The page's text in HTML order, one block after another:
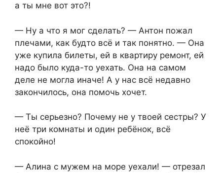
а ты мне вот это?!
— Ну а что я мог сделать? — Антон пожал
плечами, как будто всё и так понятно. — Она
уже купила билеты, ей в квартиру ремонт, ей
надо было куда-то уехать. Она на самом
деле не могла иначе! А у нас всё недавно
закончилось, она помочь хочет.
— Ты серьезно? Почему не у твоей сестры? У
неё три комнаты и один ребёнок, всё
спокойно!
— Алина с мужем на море уехали! — отрезал